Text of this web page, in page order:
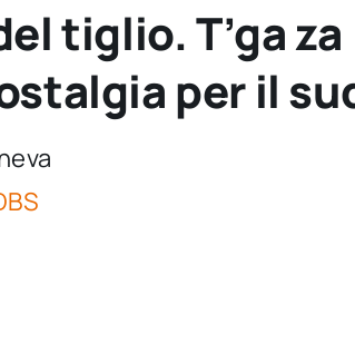
tiglio. T’ga za
per il